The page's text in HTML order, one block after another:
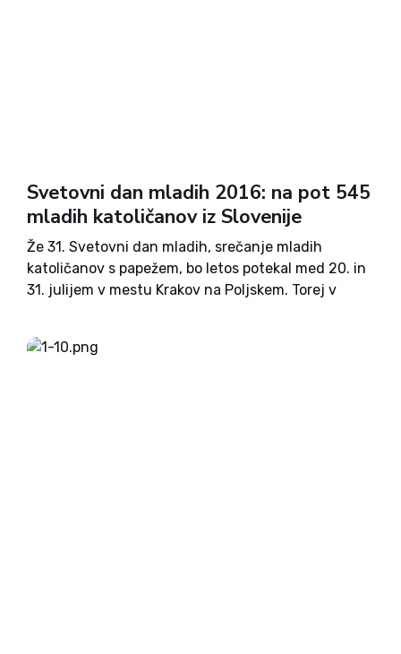
Svetovni dan mladih 2016: na pot 545
mladih katoličanov iz Slovenije
Že 31. Svetovni dan mladih, srečanje mladih
katoličanov s papežem, bo letos potekal med 20. in
31. julijem v mestu Krakov na Poljskem. Torej v
tega največjega svetovnega mladinskega
srečanja. SDM...